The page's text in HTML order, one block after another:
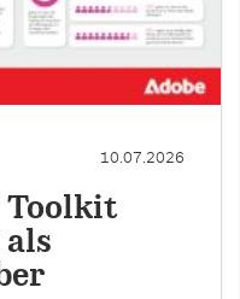
10.07.2026
Toolkit
als